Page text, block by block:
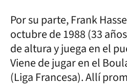
Por su parte, Frank
octubre de 1988 (33
de altura y juega en el
Viene de jugar en el
(Liga Francesa). Allí